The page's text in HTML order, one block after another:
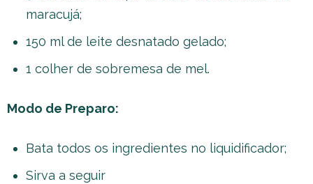
maracujá;
150 ml de leite desnatado gelado;
1 colher de sobremesa de mel.
Modo de Preparo:
Bata todos os ingredientes no liquidificador;
Sirva a seguir